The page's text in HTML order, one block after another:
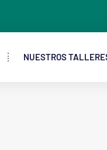
NUESTROS